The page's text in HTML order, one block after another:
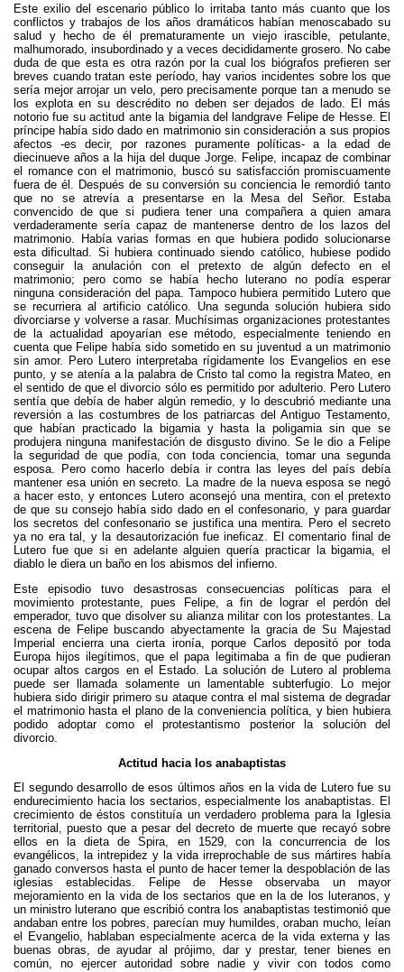
Este exilio del escenario público lo irritaba tanto más cuanto que los
conflictos y trabajos de los años dramáticos habían menoscabado su
salud y hecho de él prematuramente un viejo irascible, petulante,
malhumorado, insubordinado y a veces decididamente grosero. No cabe
duda de que esta es otra razón por la cual los biógrafos prefieren ser
breves cuando tratan este período, hay varios incidentes sobre los que
sería mejor arrojar un velo, pero precisamente porque tan a menudo se
los explota en su descrédito no deben ser dejados de lado. El más
notorio fue su actitud ante la bigamia del landgrave Felipe de Hesse. El
príncipe había sido dado en matrimonio sin consideración a sus propios
afectos -es decir, por razones puramente políticas- a la edad de
diecinueve años a la hija del duque Jorge. Felipe, incapaz de combinar
el romance con el matrimonio, buscó su satisfacción promiscuamente
fuera de él. Después de su conversión su conciencia le remordió tanto
que no se atrevía a presentarse en la Mesa del Señor. Estaba
convencido de que si pudiera tener una compañera a quien amara
verdaderamente sería capaz de mantenerse dentro de los lazos del
matrimonio. Había varias formas en que hubiera podido solucionarse
esta dificultad. Si hubiera continuado siendo católico, hubiese podido
conseguir la anulación con el pretexto de algún defecto en el
matrimonio; pero como se había hecho luterano no podía esperar
ninguna consideración del papa. Tampoco hubiera permitido Lutero que
se recurriera al artificio católico. Una segunda solución hubiera sido
divorciarse y volverse a rasar. Muchísimas organizaciones protestantes
de la actualidad apoyarían ese método, especialmente teniendo en
cuenta que Felipe había sido sometido en su juventud a un matrimonio
sin amor. Pero Lutero interpretaba rígidamente los Evangelios en ese
punto, y se atenía a la palabra de Cristo tal como la registra Mateo, en
el sentido de que el divorcio sólo es permitido por adulterio. Pero Lutero
sentía que debía de haber algún remedio, y lo descubrió mediante una
reversión a las costumbres de los patriarcas del Antiguo Testamento,
que habían practicado la bigamia y hasta la poligamia sin que se
produjera ninguna manifestación de disgusto divino. Se le dio a Felipe
la seguridad de que podía, con toda conciencia, tomar una segunda
esposa. Pero como hacerlo debía ir contra las leyes del país debía
mantener esa unión en secreto. La madre de la nueva esposa se negó
a hacer esto, y entonces Lutero aconsejó una mentira, con el pretexto
de que su consejo había sido dado en el confesonario, y para guardar
los secretos del confesonario se justifica una mentira. Pero el secreto
ya no era tal, y la desautorización fue ineficaz. El comentario final de
Lutero fue que si en adelante alguien quería practicar la bigamia, el
diablo le diera un baño en los abismos del infierno.
Este episodio tuvo desastrosas consecuencias políticas para el
movimiento protestante, pues Felipe, a fin de lograr el perdón del
emperador, tuvo que disolver su alianza militar con los protestantes. La
escena de Felipe buscando abyectamente la gracia de Su Majestad
Imperial encierra una cierta ironía, porque Carlos depositó por toda
Europa hijos ilegítimos, que el papa legitimaba a fin de que pudieran
ocupar altos cargos en el Estado. La solución de Lutero al problema
puede ser llamada solamente un lamentable subterfugio. Lo mejor
hubiera sido dirigir primero su ataque contra el mal sistema de degradar
el matrimonio hasta el plano de la conveniencia política, y bien hubiera
podido adoptar como el protestantismo posterior la solución del
divorcio.
Actitud hacia los anabaptistas
El segundo desarrollo de esos últimos años en la vida de Lutero fue su
endurecimiento hacia los sectarios, especialmente los anabaptistas. El
crecimiento de éstos constituía un verdadero problema para la Iglesia
territorial, puesto que a pesar del decreto de muerte que recayó sobre
ellos en la dieta de Spira, en 1529, con la concurrencia de los
evangélicos, la intrepidez y la vida irreprochable de sus mártires había
ganado conversos hasta el punto de hacer temer la despoblación de las
iglesias establecidas. Felipe de Hesse observaba un mayor
mejoramiento en la vida de los sectarios que en la de los luteranos, y
un ministro luterano que escribió contra los anabaptistas testimonió que
andaban entre los pobres, parecían muy humildes, oraban mucho, leían
el Evangelio, hablaban especialmente acerca de la vida externa y las
buenas obras, de ayudar al prójimo, dar y prestar, tener bienes en
común, no ejercer autoridad sobre nadie y vivir con todos como